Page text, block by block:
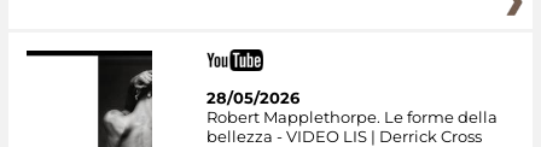
28/05/2026
Robert Mapplethorpe. Le forme della
bellezza - VIDEO LIS | Derrick Cross